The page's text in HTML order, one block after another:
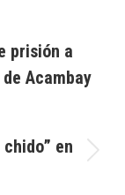
prisión a
Acambay
en